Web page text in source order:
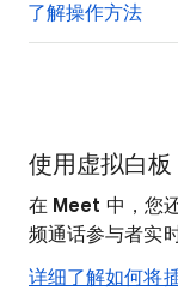
了解操作方法
使用虚拟白板
在 Meet 中，您
频通话参与者实
详细了解如何将